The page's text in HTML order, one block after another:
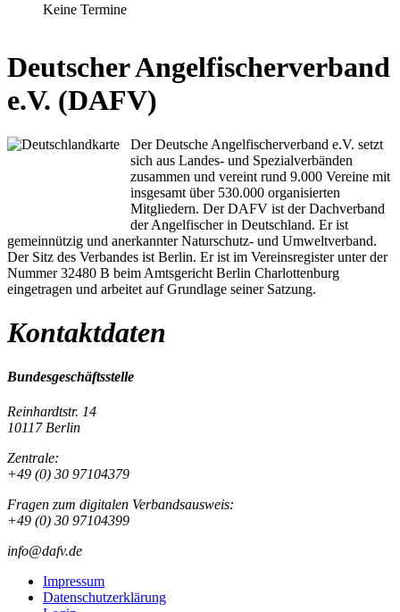
Keine Termine
Deutscher Angelfischerverband
e.V. (DAFV)
Der Deutsche Angelfischerverband e.V. setzt
sich aus Landes- und Spezialverbänden
zusammen und vereint rund 9.000 Vereine mit
insgesamt über 530.000 organisierten
Mitgliedern. Der DAFV ist der Dachverband
der Angelfischer in Deutschland. Er ist
gemeinnützig und anerkannter Naturschutz- und Umweltverband.
Der Sitz des Verbandes ist Berlin. Er ist im Vereinsregister unter der
Nummer 32480 B beim Amtsgericht Berlin Charlottenburg
eingetragen und arbeitet auf Grundlage seiner Satzung.
Kontaktdaten
Bundesgeschäftsstelle
Reinhardtstr. 14
10117 Berlin
Zentrale:
+49 (0) 30 97104379
Fragen zum digitalen Verbandsausweis:
+49 (0) 30 97104399
info@dafv.de
Impressum
Datenschutzerklärung